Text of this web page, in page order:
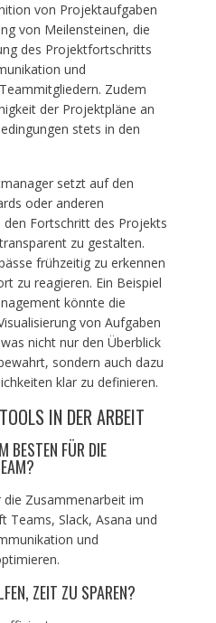
von Projektaufgaben
von Meilensteinen, die
des Projektfortschritts
und
Zudem
der Projektpläne an
stets in den
setzt auf den
oder anderen
Fortschritt des Projekts
zu gestalten.
frühzeitig zu erkennen
zu reagieren. Ein Beispiel
könnte die
von Aufgaben
nicht nur den Überblick
sondern auch dazu
klar zu definieren.
IN DER ARBEIT
BESTEN FÜR DIE
Zusammenarbeit im
Teams, Slack, Asana und
und
ZEIT ZU SPAREN?